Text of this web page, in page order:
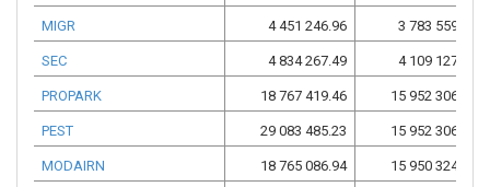
MIGR 4 451 246.96 3 783 559.90
SEC 4 834 267.49 4 109 127.37
PROPARK 18 767 419.46 15 952 306.69
PEST 29 083 485.23 15 952 306.69
MODAIRN 18 765 086.94 15 950 324.41